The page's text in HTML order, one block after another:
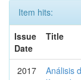
Item hits:
Issue
Date
Title
2017
Análisis